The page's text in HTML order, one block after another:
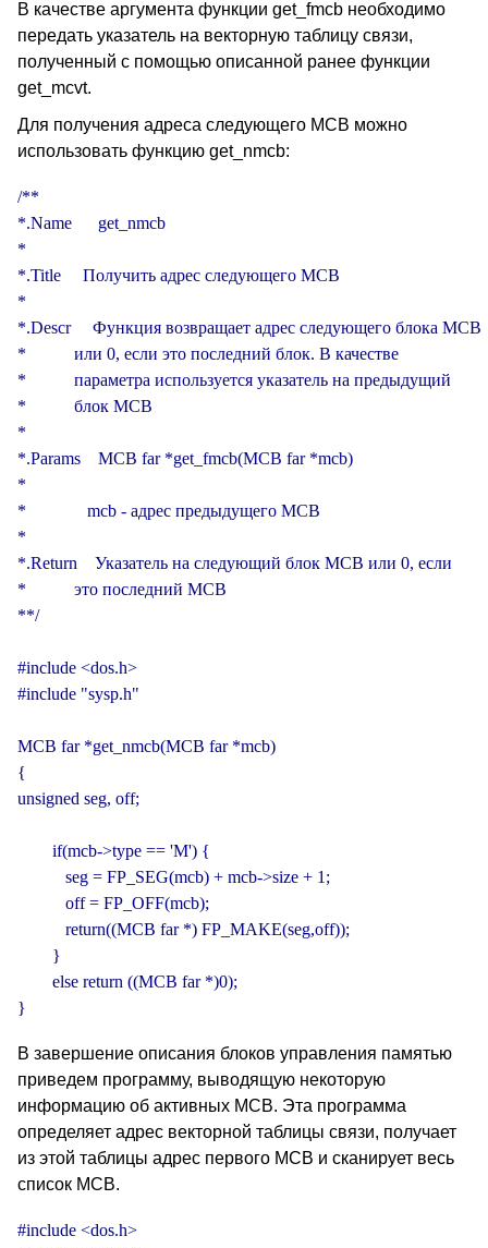
В качестве аргумента функции get_fmcb необходимо
передать указатель на векторную таблицу связи,
полученный с помощью описанной ранее функции
get_mcvt.
Для получения адреса следующего MCB можно
использовать функцию get_nmcb:
/**
*.Name      get_nmcb
*
*.Title     Получить адрес следующего MCB
*
*.Descr     Функция возвращает адрес следующего блока MCB
*           или 0, если это последний блок. В качестве
*           параметра используется указатель на предыдущий
*           блок MCB
*
*.Params    MCB far *get_fmcb(MCB far *mcb)
*
*              mcb - адрес предыдущего MCB
*
*.Return    Указатель на следующий блок MCB или 0, если
*           это последний MCB
**/
#include <dos.h>
#include "sysp.h"
MCB far *get_nmcb(MCB far *mcb)
{
unsigned seg, off;
        if(mcb->type == 'M') {
           seg = FP_SEG(mcb) + mcb->size + 1;
           off = FP_OFF(mcb);
           return((MCB far *) FP_MAKE(seg,off));
        }
        else return ((MCB far *)0);
}
В завершение описания блоков управления памятью
приведем программу, выводящую некоторую
информацию об активных MCB. Эта программа
определяет адрес векторной таблицы связи, получает
из этой таблицы адрес первого MCB и сканирует весь
список MCB.
#include <dos.h>